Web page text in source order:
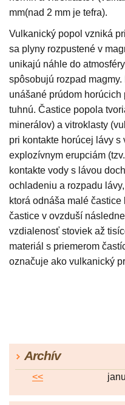
mm(nad 2 mm je tefra).
Vulkanický popol vzniká
sa plyny rozpustené v
unikajú náhle do
spôsobujú rozpad
unášané prúdom
tuhnú. Častice popola
minerálov) a vitroklasty
pri kontakte horúcej lávy
explozívnym erupciám
kontakte vody s lávou
ochladeniu a rozpadu
ktorá odnáša malé
častice v ovzduší
vzdialenosť stoviek až
materiál s priemerom
označuje ako vulkanický
Archív
<<